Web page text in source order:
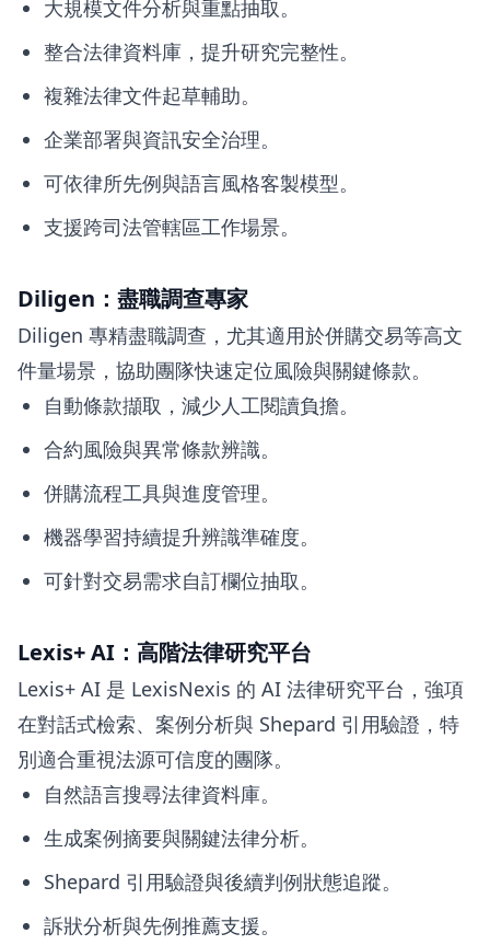
大規模文件分析與重點抽取。
整合法律資料庫，提升研究完整性。
複雜法律文件起草輔助。
企業部署與資訊安全治理。
可依律所先例與語言風格客製模型。
支援跨司法管轄區工作場景。
Diligen：盡職調查專家
Diligen 專精盡職調查，尤其適用於併購交易等高文
件量場景，協助團隊快速定位風險與關鍵條款。
自動條款擷取，減少人工閱讀負擔。
合約風險與異常條款辨識。
併購流程工具與進度管理。
機器學習持續提升辨識準確度。
可針對交易需求自訂欄位抽取。
Lexis+ AI：高階法律研究平台
Lexis+ AI 是 LexisNexis 的 AI 法律研究平台，強項
在對話式檢索、案例分析與 Shepard 引用驗證，特
別適合重視法源可信度的團隊。
自然語言搜尋法律資料庫。
生成案例摘要與關鍵法律分析。
Shepard 引用驗證與後續判例狀態追蹤。
訴狀分析與先例推薦支援。